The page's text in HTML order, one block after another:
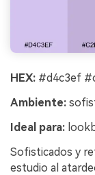
HEX: #d4c3ef
Ambiente:
Ideal para:
Sofisticados y
estudio al